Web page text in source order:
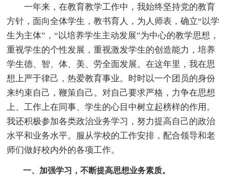
一年来，在教育教学工作中，我始终坚持党的教育
方针，面向全体学生，教书育人，为人师表，确立“以学
生为主体”，“以培养学生主动发展”为中心的教学思想，
重视学生的个性发展，重视激发学生的创造能力，培养
学生德、智、体、美、劳全面发展。在这年里，我在思
想上严于律己，热爱教育事业。时时以一个团员的身份
来约束自己，鞭策自己。对自己要求严格，力争在思想
上、工作上在同事、学生的心目中树立起榜样的作用。
我还积极参加各类政治业务学习，努力提高自己的政治
水平和业务水平。服从学校的工作安排，配合领导和老
师们做好校内外的各项工作。
一、加强学习，不断提高思想业务素质。